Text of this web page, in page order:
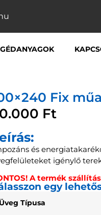
Fix
Ft
és
igénylő
A termék
egy
Üveg Típusa